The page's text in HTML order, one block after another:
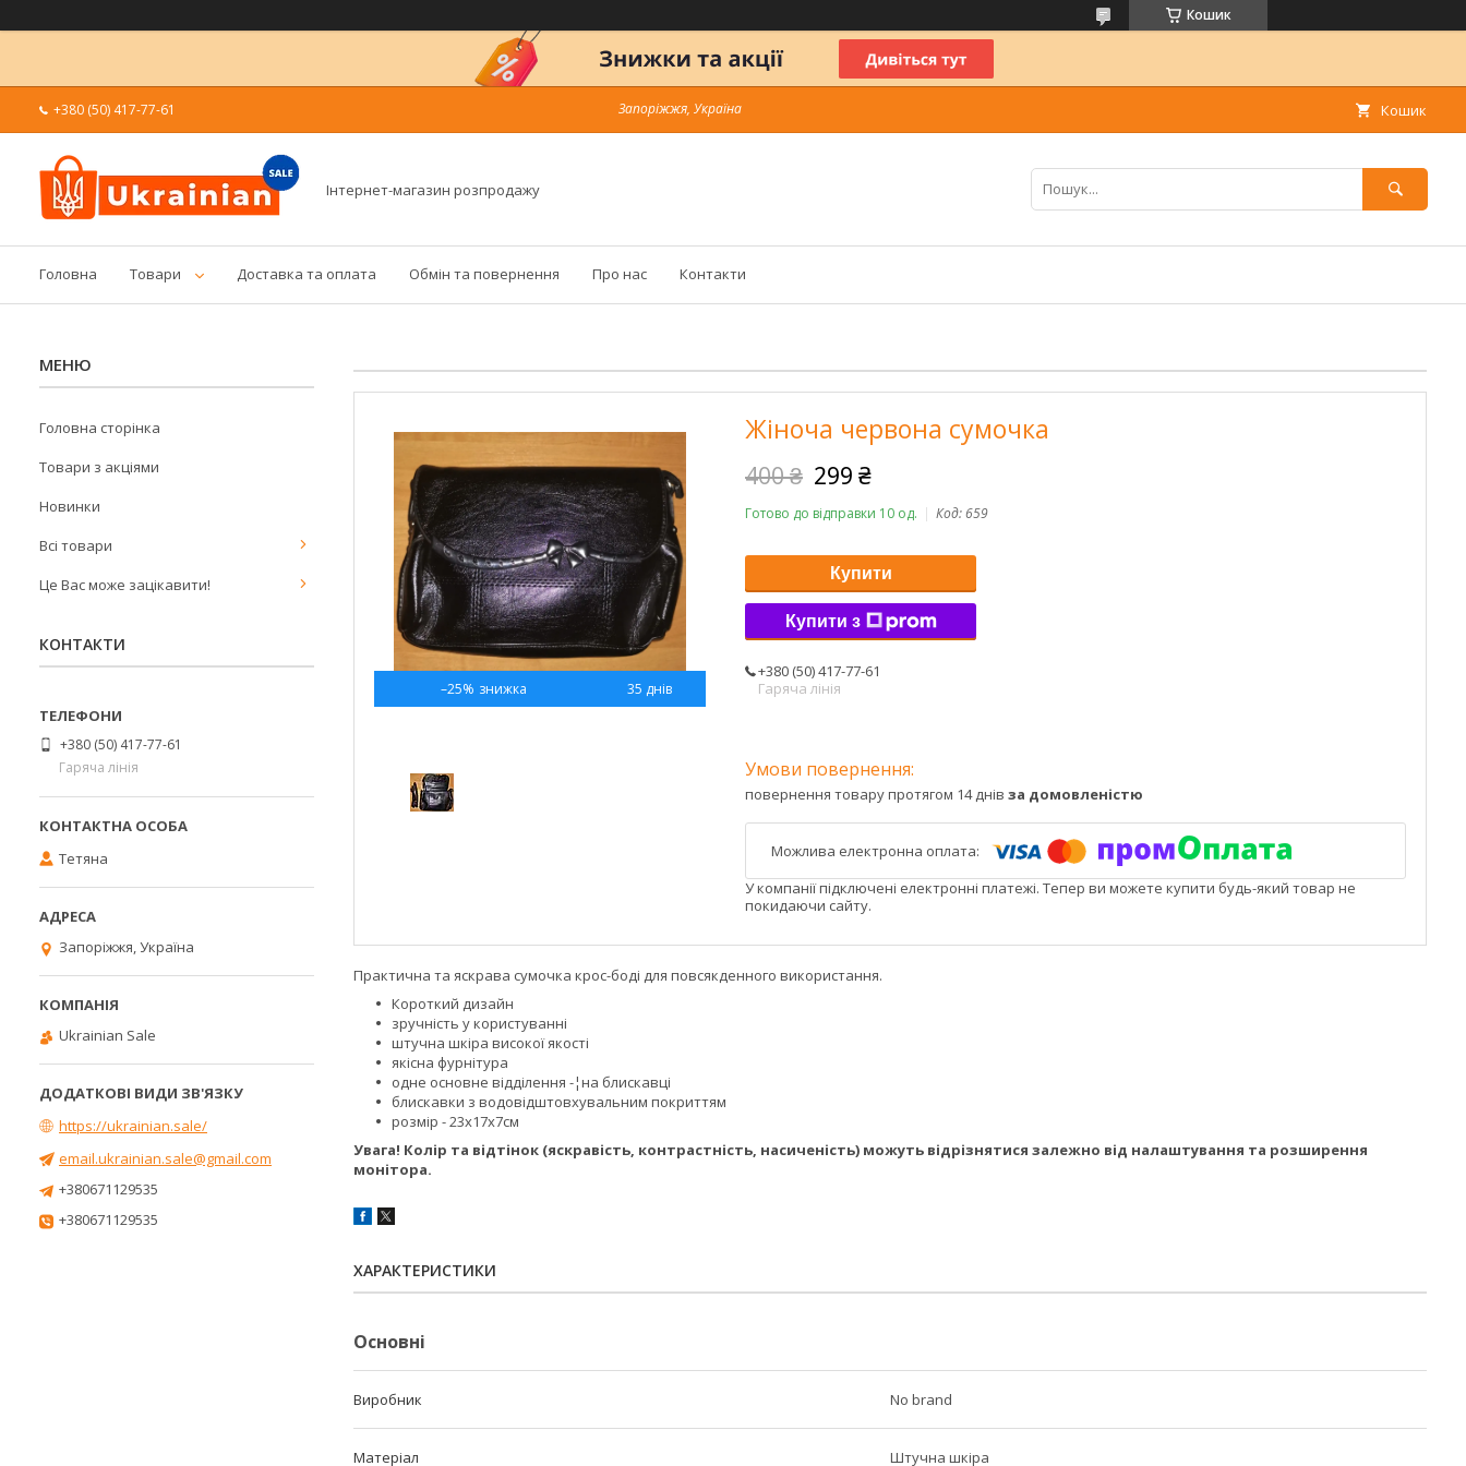
Кошик
+380 (50) 417-77-61 Запоріжжя, Україна Кошик
Інтернет-магазин розпродажу
Головна Товари Доставка та оплата Обмін та повернення Про нас Контакти
–25% 35 днів
Жіноча червона сумочка
400 ₴ 299 ₴
Готово до відправки 10 од. Код:659
Купити
Купити з
+380 (50) 417-77-61
Гаряча лінія
повернення товару протягом 14 днів за домовленістю
У компанії підключені електронні платежі. Тепер ви можете купити будь-який товар не
покидаючи сайту.
Практична та яскрава сумочка крос-боді для повсякденного використання.
Короткий дизайн
зручність у користуванні
штучна шкіра високої якості
якісна фурнітура
одне основне відділення -¦на блискавці
блискавки з водовідштовхувальним покриттям
розмір - 23х17х7см
Увага! Колір та відтінок (яскравість, контрастність, насиченість) можуть відрізнятися залежно від налаштування та розширення
монітора.
ХАРАКТЕРИСТИКИ
Основні
Виробник No brand
Матеріал Штучна шкіра
Головна сторінка
Товари з акціями
Новинки
Всі товари
Це Вас може зацікавити!
КОНТАКТИ
+380 (50) 417-77-61
Гаряча лінія
Тетяна
Запоріжжя, Україна
Ukrainian Sale
https://ukrainian.sale/
email.ukrainian.sale@gmail.com
+380671129535
+380671129535